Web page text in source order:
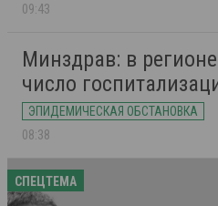
09:43
Минздрав: в
число
ЭПИДЕМИЧЕСКАЯ ОБСТАНОВКА
08:38
СПЕЦТЕМА